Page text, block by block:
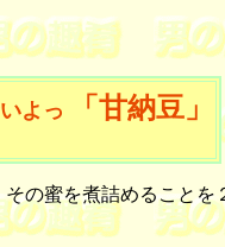
よっ 「甘納豆」
蜜を煮詰めることを